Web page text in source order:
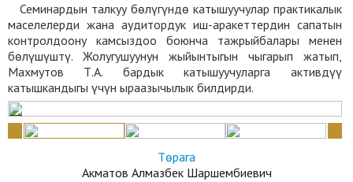
Семинардын талкуу бөлүгүндө катышуучулар практикалык
маселелерди жана аудитордук иш-аракеттердин сапатын
контролдоону камсыздоо боюнча тажрыйбалары менен
бөлүшүштү. Жолугушуунун жыйынтыгын чыгарып жатып,
Махмутов Т.А. бардык катышуучуларга активдүү
катышкандыгы үчүн ыраазычылык билдирди.
Төрага
Акматов Алмазбек Шаршембиевич